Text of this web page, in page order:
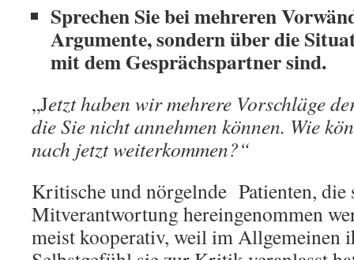
Sprechen Sie bei mehreren
Argumente, sondern über die
mit dem Gesprächspartner sind.
„Jetzt haben wir mehrere Vorschläge
die Sie nicht annehmen können. Wie
nach jetzt weiterkommen?“
Kritische und nörgelnde Patienten, die
Mitverantwortung hereingenommen
meist kooperativ, weil im Allgemeinen